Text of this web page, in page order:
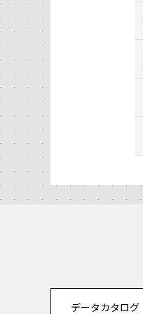
データカタログ